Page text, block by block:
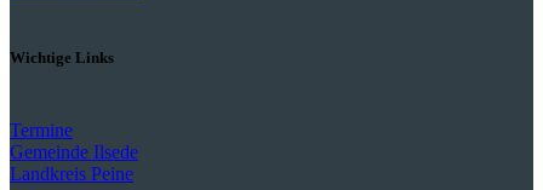
Wichtige Links
Termine
Gemeinde Ilsede
Landkreis Peine